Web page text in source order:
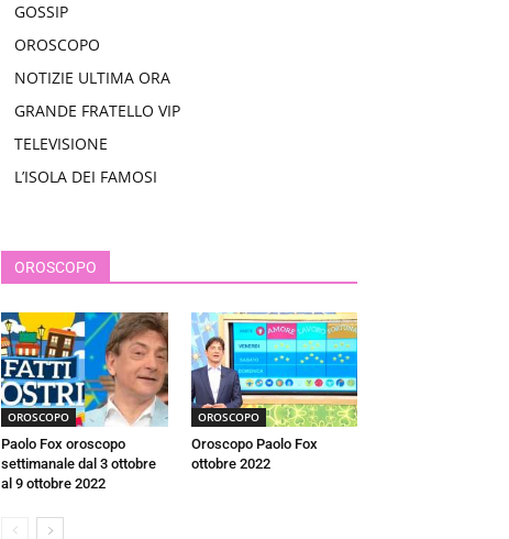
GOSSIP
OROSCOPO
NOTIZIE ULTIMA ORA
GRANDE FRATELLO VIP
TELEVISIONE
L’ISOLA DEI FAMOSI
OROSCOPO
OROSCOPO
Paolo Fox oroscopo
settimanale dal 3 ottobre
al 9 ottobre 2022
OROSCOPO
Oroscopo Paolo Fox
ottobre 2022